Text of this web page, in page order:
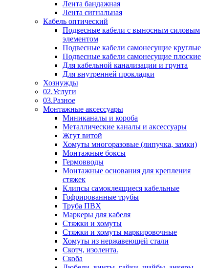
Лента бандажная
Лента сигнальная
Кабель оптический
Подвесные кабели с выносным силовым
элементом
Подвесные кабели самонесущие круглые
Подвесные кабели самонесущие плоские
Для кабельной канализации и грунта
Для внутренней прокладки
Хознужды
02.Услуги
03.Разное
Монтажные аксессуары
Миниканалы и короба
Металлические каналы и аксессуары
Жгут витой
Хомуты многоразовые (липучка, замки)
Монтажные боксы
Гермовводы
Монтажные основания для крепления
стяжек
Клипсы самоклеящиеся кабельные
Гофрированные трубы
Труба ПВХ
Маркеры для кабеля
Стяжки и хомуты
Стяжки и хомуты маркировочные
Хомуты из нержавеющей стали
Скотч, изолента.
Скоба